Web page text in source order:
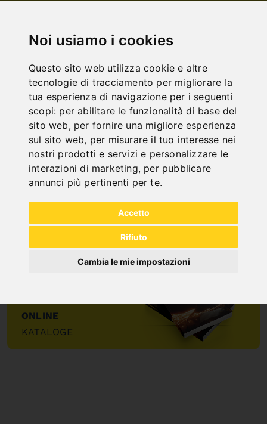
Noi usiamo i cookies
Questo sito web utilizza cookie e altre
tecnologie di tracciamento per migliorare la
tua esperienza di navigazione per i seguenti
scopi: per abilitare le funzionalità di base del
sito web, per fornire una migliore esperienza
sul sito web, per misurare il tuo interesse nei
nostri prodotti e servizi e personalizzare le
interazioni di marketing, per pubblicare
annunci più pertinenti per te.
Accetto
Rifiuto
Cambia le mie impostazioni
NOCH FRAGEN?
+43 732 / 664015
BERNARDO@PWA.AT
LIEFERUNG
ONLINE
KATALOGE
"